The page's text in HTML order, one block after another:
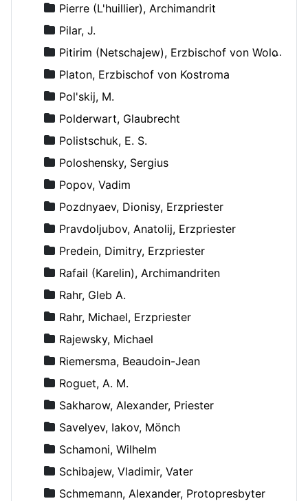
Pierre (L'huillier), Archimandrit
Pilar, J.
Pitirim (Netschajew), Erzbischof von Wolokolamsk und Jurjew
Platon, Erzbischof von Kostroma
Pol'skij, M.
Polderwart, Glaubrecht
Polistschuk, E. S.
Poloshensky, Sergius
Popov, Vadim
Pozdnyaev, Dionisy, Erzpriester
Pravdoljubov, Anatolij, Erzpriester
Predein, Dimitry, Erzpriester
Rafail (Karelin), Archimandriten
Rahr, Gleb A.
Rahr, Michael, Erzpriester
Rajewsky, Michael
Riemersma, Beaudoin-Jean
Roguet, A. M.
Sakharow, Alexander, Priester
Savelyev, Iakov, Mönch
Schamoni, Wilhelm
Schibajew, Vladimir, Vater
Schmemann, Alexander, Protopresbyter